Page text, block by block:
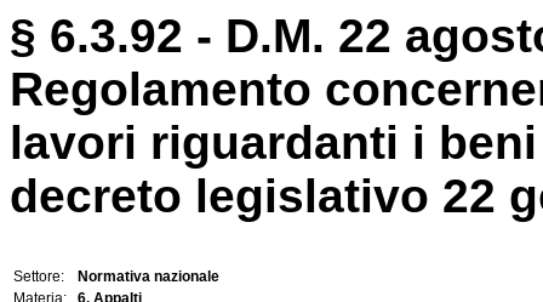
§ 6.3.92 - D.M. 22
Regolamento
lavori riguardanti i
decreto legislativo 22
Settore:
Normativa nazionale
Materia:
6. Appalti